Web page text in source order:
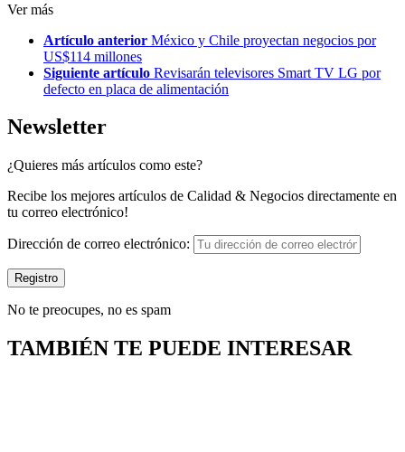
Ver más
Artículo anterior México y Chile proyectan negocios por
US$114 millones
Siguiente artículo Revisarán televisores Smart TV LG por
defecto en placa de alimentación
Newsletter
¿Quieres más artículos como este?
Recibe los mejores artículos de Calidad & Negocios directamente en
tu correo electrónico!
Dirección de correo electrónico:
No te preocupes, no es spam
TAMBIÉN TE PUEDE INTERESAR